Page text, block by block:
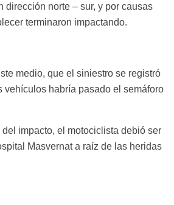
dirección norte – sur, y por causas
terminaron impactando.
medio, que el siniestro se registró
vehículos habría pasado el semáforo
impacto, el motociclista debió ser
Masvernat a raíz de las heridas